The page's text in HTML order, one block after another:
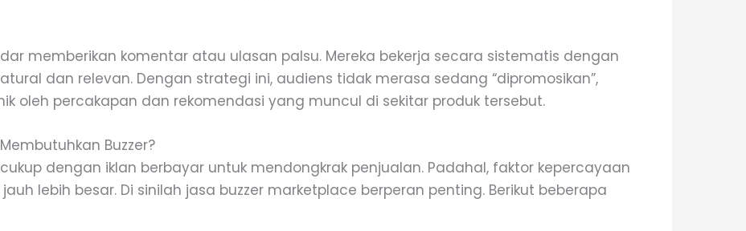
memberikan komentar atau ulasan palsu. Mereka bekerja secara sistematis dengan
dan relevan. Dengan strategi ini, audiens tidak merasa sedang “dipromosikan”,
oleh percakapan dan rekomendasi yang muncul di sekitar produk tersebut.
Buzzer?
dengan iklan berbayar untuk mendongkrak penjualan. Padahal, faktor kepercayaan
lebih besar. Di sinilah jasa buzzer marketplace berperan penting. Berikut beberapa